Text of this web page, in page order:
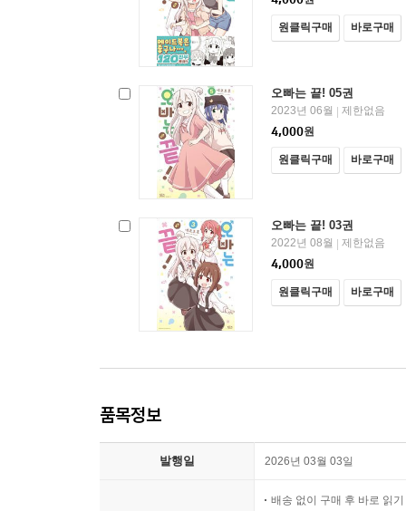
원클릭구매 바로구매
오빠는 끝! 05권
2023년 06월 | 제한없음
4,000원
원클릭구매 바로구매
오빠는 끝! 03권
2022년 08월 | 제한없음
4,000원
원클릭구매 바로구매
품목정보
발행일 2026년 03월 03일
배송 없이 구매 후 바로 읽기